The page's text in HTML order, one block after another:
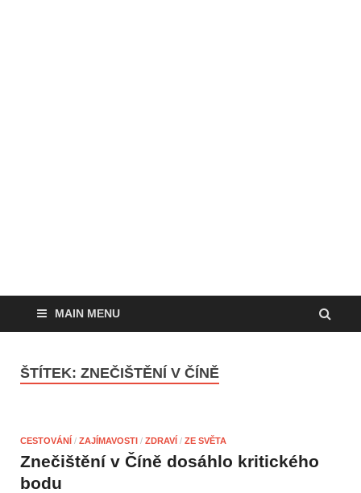
MAIN MENU
ŠTÍTEK: ZNEČIŠTĚNÍ V ČÍNĚ
CESTOVÁNÍ / ZAJÍMAVOSTI / ZDRAVÍ / ZE SVĚTA
Znečištění v Číně dosáhlo kritického
bodu